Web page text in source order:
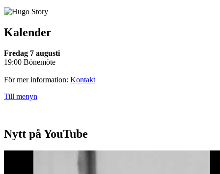
Kalender
Fredag 7 augusti
19:00 Bönemöte
För mer information: Kontakt
Till menyn
Nytt på YouTube